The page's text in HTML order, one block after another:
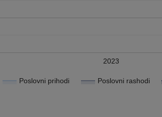
Poslovni prihodi Poslovni rashodi
2023